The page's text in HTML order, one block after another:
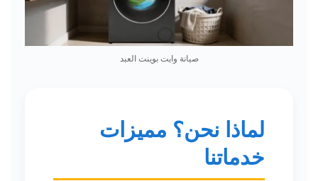
صيانة وايت بوينت العبد
لماذا نحن؟ مميزات
خدماتنا